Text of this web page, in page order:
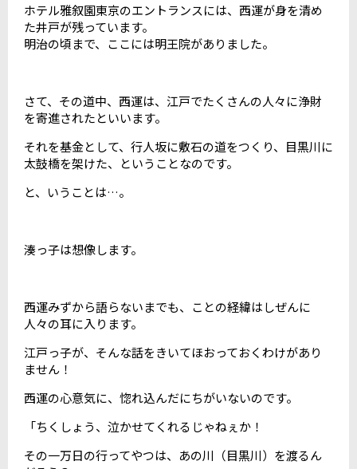
ホテル雅叙園東京のエントランスには、西運が身を清め
た井戸が残っています。
明治の頃まで、ここには明王院がありました。
さて、その道中、西運は、江戸でたくさんの人々に浄財
を寄進されたといいます。
それを基金として、行人坂に敷石の道をつくり、目黒川に
太鼓橋を架けた、ということなのです。
と、いうことは…。
湊っ子は想像します。
西運みずから語らないまでも、ことの経緯はしぜんに
人々の耳に入ります。
江戸っ子が、そんな話をきいてほおっておくわけがあり
ません！
西運の心意気に、惚れ込んだにちがいないのです。
「ちくしょう、泣かせてくれるじゃねぇか！
その一万日の行ってやつは、あの川（目黒川）を渡るん